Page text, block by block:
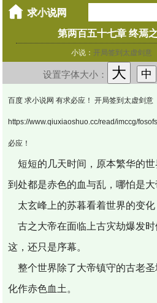
第两百五十七章 终焉
小说： 开局签到太虚剑意
设置字体大小： 大 中
百度 求小说网 有求必应！ 开局签到太虚剑意
https://www.qiuxiaoshuo.cc/read/imccg/
必应！
短短的几天时间，原本繁华的世
到处都是赤色的血与乱，哪怕是大
太玄峰上的苏暮看着世界的变化
古之大帝在面临上古灾劫爆发
这，还只是序幕。
整个世界除了大帝镇守的古老
化作赤色血土。